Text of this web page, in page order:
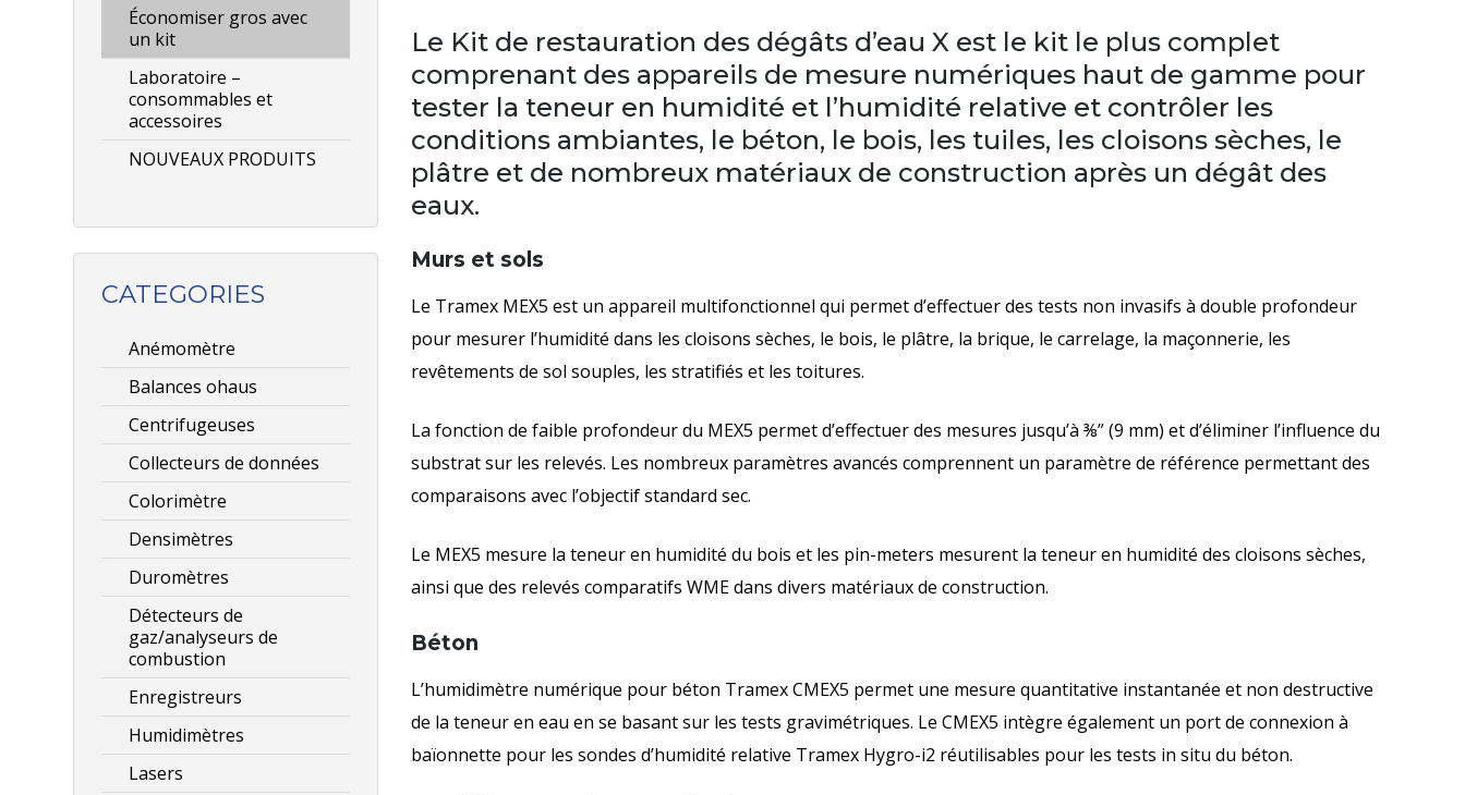
Le Kit de restauration des dégâts d’eau X est le kit le plus complet
comprenant des appareils de mesure numériques haut de gamme pour
tester la teneur en humidité et l’humidité relative et contrôler les
conditions ambiantes, le béton, le bois, les tuiles, les cloisons sèches, le
plâtre et de nombreux matériaux de construction après un dégât des
eaux.
Murs et sols
Le Tramex MEX5 est un appareil multifonctionnel qui permet d’effectuer des tests non invasifs à double profondeur
pour mesurer l’humidité dans les cloisons sèches, le bois, le plâtre, la brique, le carrelage, la maçonnerie, les
revêtements de sol souples, les stratifiés et les toitures.
La fonction de faible profondeur du MEX5 permet d’effectuer des mesures jusqu’à ⅜” (9 mm) et d’éliminer l’influence du
substrat sur les relevés. Les nombreux paramètres avancés comprennent un paramètre de référence permettant des
comparaisons avec l’objectif standard sec.
Le MEX5 mesure la teneur en humidité du bois et les pin-meters mesurent la teneur en humidité des cloisons sèches,
ainsi que des relevés comparatifs WME dans divers matériaux de construction.
Béton
L’humidimètre numérique pour béton Tramex CMEX5 permet une mesure quantitative instantanée et non destructive
de la teneur en eau en se basant sur les tests gravimétriques. Le CMEX5 intègre également un port de connexion à
baïonnette pour les sondes d’humidité relative Tramex Hygro-i2 réutilisables pour les tests in situ du béton.
Économiser gros avec
un kit
Laboratoire –
consommables et
accessoires
NOUVEAUX PRODUITS
CATEGORIES
Anémomètre
Balances ohaus
Centrifugeuses
Collecteurs de données
Colorimètre
Densimètres
Duromètres
Détecteurs de
gaz/analyseurs de
combustion
Enregistreurs
Humidimètres
Lasers